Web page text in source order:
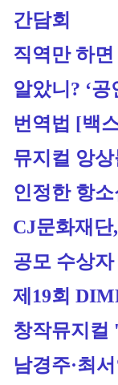
간담회
직역만 하
알았니? ‘
번역법 [백
뮤지컬 앙
인정한 항소
CJ문화재
공모 수상자
제19회
창작뮤지컬
남경주·최